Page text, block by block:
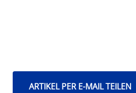
ARTIKEL PER E-MAIL TEILEN